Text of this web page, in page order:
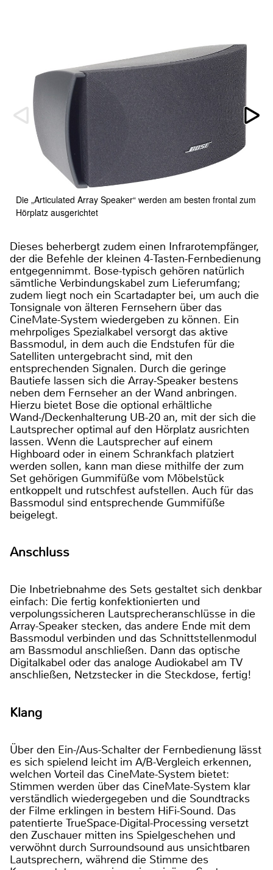
Die „Articulated Array Speaker“ werden am besten frontal zum
Hörplatz ausgerichtet
Dieses beherbergt zudem einen Infrarotempfänger,
der die Befehle der kleinen 4-Tasten-Fernbedienung
entgegennimmt. Bose-typisch gehören natürlich
sämtliche Verbindungskabel zum Lieferumfang;
zudem liegt noch ein Scartadapter bei, um auch die
Tonsignale von älteren Fernsehern über das
CineMate-System wiedergeben zu können. Ein
mehrpoliges Spezialkabel versorgt das aktive
Bassmodul, in dem auch die Endstufen für die
Satelliten untergebracht sind, mit den
entsprechenden Signalen. Durch die geringe
Bautiefe lassen sich die Array-Speaker bestens
neben dem Fernseher an der Wand anbringen.
Hierzu bietet Bose die optional erhältliche
Wand-/Deckenhalterung UB-20 an, mit der sich die
Lautsprecher optimal auf den Hörplatz ausrichten
lassen. Wenn die Lautsprecher auf einem
Highboard oder in einem Schrankfach platziert
werden sollen, kann man diese mithilfe der zum
Set gehörigen Gummifüße vom Möbelstück
entkoppelt und rutschfest aufstellen. Auch für das
Bassmodul sind entsprechende Gummifüße
beigelegt.
Anschluss
Die Inbetriebnahme des Sets gestaltet sich denkbar
einfach: Die fertig konfektionierten und
verpolungssicheren Lautsprecheranschlüsse in die
Array-Speaker stecken, das andere Ende mit dem
Bassmodul verbinden und das Schnittstellenmodul
am Bassmodul anschließen. Dann das optische
Digitalkabel oder das analoge Audiokabel am TV
anschließen, Netzstecker in die Steckdose, fertig!
Klang
Über den Ein-/Aus-Schalter der Fernbedienung lässt
es sich spielend leicht im A/B-Vergleich erkennen,
welchen Vorteil das CineMate-System bietet:
Stimmen werden über das CineMate-System klar
verständlich wiedergegeben und die Soundtracks
der Filme erklingen in bestem HiFi-Sound. Das
patentierte TrueSpace-Digital-Processing versetzt
den Zuschauer mitten ins Spielgeschehen und
verwöhnt durch Surroundsound aus unsichtbaren
Lautsprechern, während die Stimme des